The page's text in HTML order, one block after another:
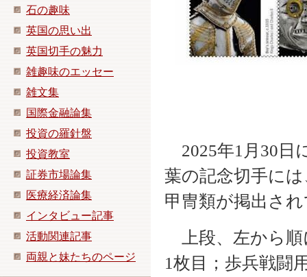
石の趣味
英国の思い出
英国切手の魅力
雑趣味のエッセー
雑文集
国際金融論集
投資の羅針盤
投資教室
証券市場論集
医療経済論集
インタビュー記事
活動関連記事
両親と妹たちのページ
2025年1月30日
葉の記念切手に
甲冑類が掲出さ
上段、左から順
1枚目；歩兵戦闘